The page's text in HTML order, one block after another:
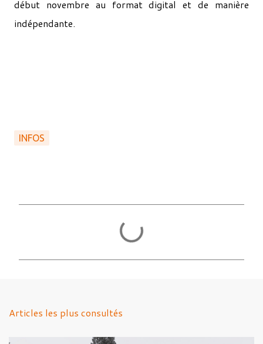
début novembre au format digital et de manière
indépendante.
INFOS
Articles les plus consultés